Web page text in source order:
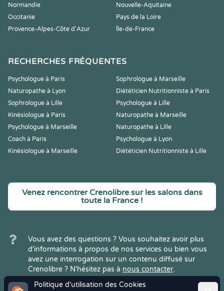
Politique d'utilisation des Cookies
Normandie
Nouvelle-Aquitaine
Occitanie
Pays de la Loire
Provence-Alpes-Côte d'Azur
Île-de-France
RECHERCHES FRÉQUENTES
Psychologue à Paris
Sophrologue à Marseille
Naturopathe à Lyon
Diététicien Nutritionniste à Paris
Sophrologue à Lille
Psychologue à Lille
Kinésiologue à Paris
Naturopathe à Marseille
Psychologue à Marseille
Naturopathe à Lille
Coach à Paris
Psychologue à Lyon
Kinésiologue à Marseille
Diététicien Nutritionniste à Lille
Venez rencontrer Crenolibre sur les salons dans
toute la France !
Vous avez des questions ? Vous souhaitez avoir plus
d'informations à propos de nos services ou bien vous
avez une interrogation sur un contenu diffusé sur
Crenolibre ? N'hésitez pas à nous contacter.